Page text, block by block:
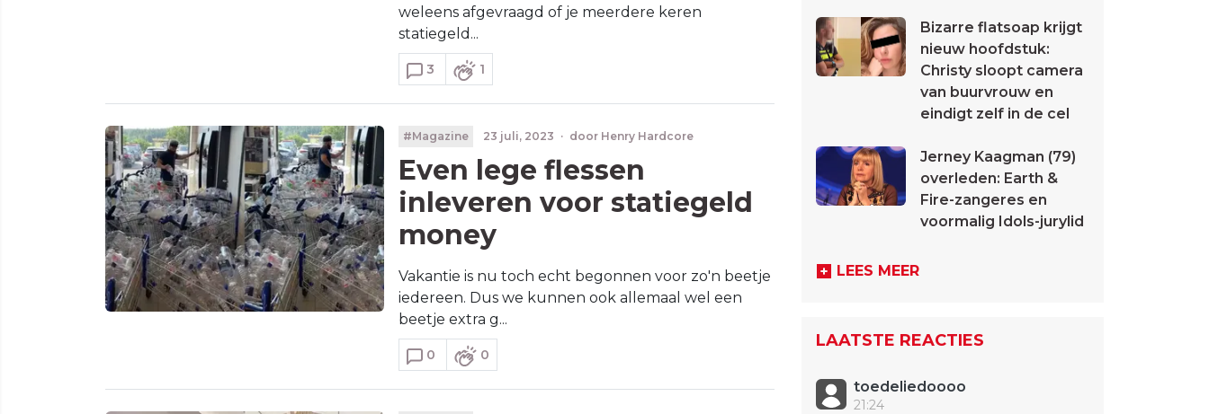
weleens afgevraagd of je meerdere keren
statiegeld...
3 1
#Magazine 23 juli, 2023 · door Henry Hardcore
Even lege flessen
inleveren voor statiegeld
money
Vakantie is nu toch echt begonnen voor zo'n beetje
iedereen. Dus we kunnen ook allemaal wel een
beetje extra g...
0 0
Bizarre flatsoap krijgt
nieuw hoofdstuk:
Christy sloopt camera
van buurvrouw en
eindigt zelf in de cel
Jerney Kaagman (79)
overleden: Earth &
Fire-zangeres en
voormalig Idols-jurylid
LEES MEER
LAATSTE REACTIES
toedeliedoooo
21:24